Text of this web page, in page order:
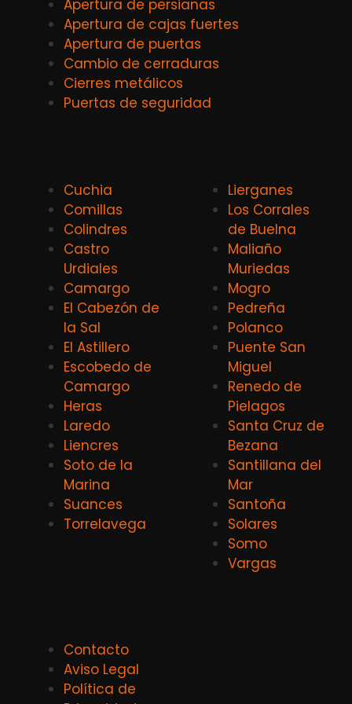
Apertura de persianas
Apertura de cajas fuertes
Apertura de puertas
Cambio de cerraduras
Cierres metálicos
Puertas de seguridad
Cuchia
Comillas
Colindres
Castro
Urdiales
Camargo
El Cabezón de
la Sal
El Astillero
Escobedo de
Camargo
Heras
Laredo
Liencres
Soto de la
Marina
Suances
Torrelavega
Lierganes
Los Corrales
de Buelna
Maliaño
Muriedas
Mogro
Pedreña
Polanco
Puente San
Miguel
Renedo de
Pielagos
Santa Cruz de
Bezana
Santillana del
Mar
Santoña
Solares
Somo
Vargas
Contacto
Aviso Legal
Política de